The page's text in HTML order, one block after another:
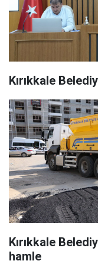
Kırıkkale
Kırıkkale
hamle